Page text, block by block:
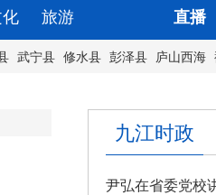
旅游 直播
武宁县 修水县 彭泽县 庐山西海
九江时政
尹弘在省委党校